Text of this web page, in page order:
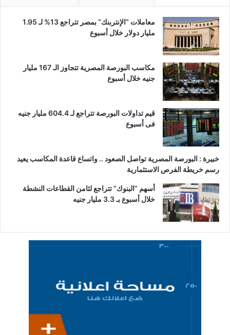
معاملات “الإنتربنك” بمصر تتراجع 13% لـ 1.95
مليار دولار خلال أسبوع
مكاسب البورصة المصرية تتجاوز الـ 167 مليار
جنيه خلال أسبوع
قيم تداولات البورصة تتراجع لـ 604.4 مليار جنيه
فى أسبوع
خبيرة : البورصة المصرية تواصل الصعود .. واتساع قاعدة المكاسب يعيد
رسم خريطة الفرص الاستثمارية
أسهم “البنوك” تتراجع لثامن القطاعات النشطة
خلال أسبوع بـ 3.3 مليار جنيه